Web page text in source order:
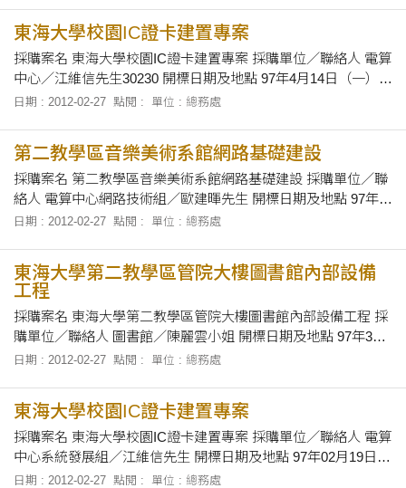
東海大學校園IC證卡建置專案
採購案名 東海大學校園IC證卡建置專案 採購單位／聯絡人 電算
中心／江維信先生30230 開標日期及地點 97年4月14日（一）下
午2時30分／本校第一會議室 招標文件之領取 請於民國97年4月
日期 : 2012-02-27 點閱 : 單位 : 總務處
第二教學區音樂美術系館網路基礎建設
採購案名 第二教學區音樂美術系館網路基礎建設 採購單位／聯
絡人 電算中心網路技術組／歐建暉先生 開標日期及地點 97年4
月10日（四）上午10時正／本校總務長辦公室 招標文件之領取
日期 : 2012-02-27 點閱 : 單位 : 總務處
東海大學第二教學區管院大樓圖書館內部設備
工程
採購案名 東海大學第二教學區管院大樓圖書館內部設備工程 採
購單位／聯絡人 圖書館／陳麗雲小姐 開標日期及地點 97年3月
11日下午2時10分／本校第一會議室 招標文件之領取 即日起至
日期 : 2012-02-27 點閱 : 單位 : 總務處
東海大學校園IC證卡建置專案
採購案名 東海大學校園IC證卡建置專案 採購單位／聯絡人 電算
中心系統發展組／江維信先生 開標日期及地點 97年02月19日
（二）上午10時正／本校第一會議室 招標文件之領取 請於民國
日期 : 2012-02-27 點閱 : 單位 : 總務處